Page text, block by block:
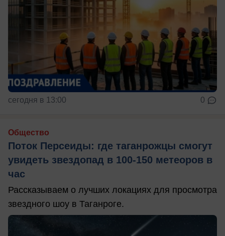
сегодня в 13:00 0
Общество
Поток Персеиды: где таганрожцы смогут
увидеть звездопад в 100-150 метеоров в
час
Рассказываем о лучших локациях для просмотра
звездного шоу в Таганроге.